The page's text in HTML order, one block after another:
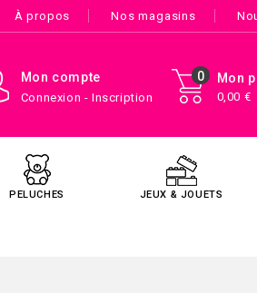
À propos Nos magasins
Mon
0,00 €
0
Mon compte
Connexion - Inscription
PELUCHES JEUX & JOUETS